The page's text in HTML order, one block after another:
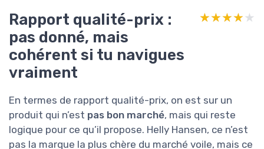
Rapport qualité-prix :
pas donné, mais
cohérent si tu navigues
vraiment
★★★★★
★★★★★
En termes de rapport qualité-prix, on est sur un
produit qui n’est pas bon marché, mais qui reste
logique pour ce qu’il propose. Helly Hansen, ce n’est
pas la marque la plus chère du marché voile, mais ce